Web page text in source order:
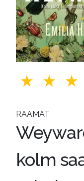
RAAMAT
kolm